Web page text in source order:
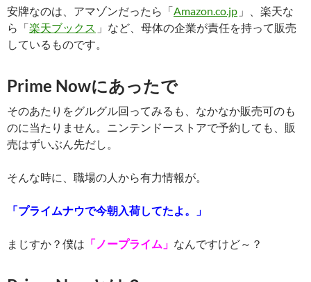
安牌なのは、アマゾンだったら「Amazon.co.jp 」、楽天な
ら「楽天ブックス 」など、母体の企業が責任を持って販売
しているものです。
Prime Nowにあったで
そのあたりをグルグル回ってみるも、なかなか販売可のも
のに当たりません。ニンテンドーストアで予約しても、販
売はずいぶん先だし。
そんな時に、職場の人から有力情報が。
「プライムナウで今朝入荷してたよ。」
まじすか？僕は 「ノープライム」 なんですけど～？